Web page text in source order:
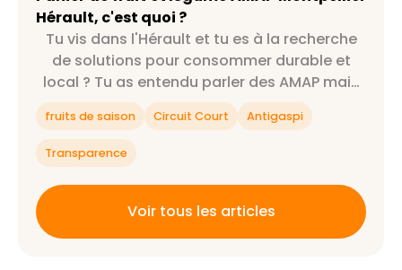
Hérault, c'est quoi ?
Tu vis dans l'Hérault et tu es à la recherche
de solutions pour consommer durable et
local ? Tu as entendu parler des AMAP mais
tu ne sais pas exactement ce que c'est ?
Alors cet article est fait pour toi 😉
fruits de saison Circuit Court Antigaspi
Transparence
Voir tous les articles